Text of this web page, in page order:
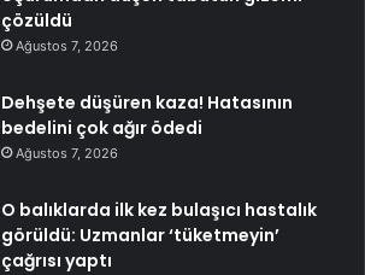
çözüldü
Ağustos 7, 2026
Dehşete düşüren kaza! Hatasının
bedelini çok ağır ödedi
Ağustos 7, 2026
O balıklarda ilk kez bulaşıcı hastalık
görüldü: Uzmanlar ‘tüketmeyin’
çağrısı yaptı